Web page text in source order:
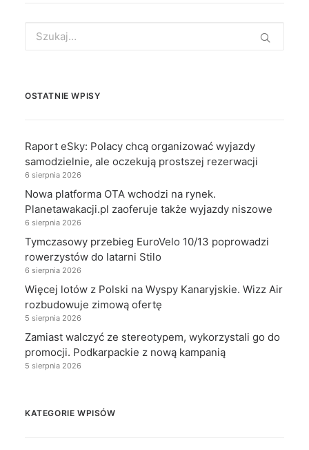
for:
OSTATNIE WPISY
Raport eSky: Polacy chcą organizować wyjazdy
samodzielnie, ale oczekują prostszej rezerwacji
6 sierpnia 2026
Nowa platforma OTA wchodzi na rynek.
Planetawakacji.pl zaoferuje także wyjazdy niszowe
6 sierpnia 2026
Tymczasowy przebieg EuroVelo 10/13 poprowadzi
rowerzystów do latarni Stilo
6 sierpnia 2026
Więcej lotów z Polski na Wyspy Kanaryjskie. Wizz Air
rozbudowuje zimową ofertę
5 sierpnia 2026
Zamiast walczyć ze stereotypem, wykorzystali go do
promocji. Podkarpackie z nową kampanią
5 sierpnia 2026
KATEGORIE WPISÓW